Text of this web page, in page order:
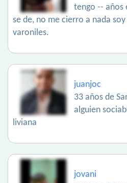
tengo -- años
se de, no me cierro a nada
varoniles.
juanjoc
33 años de
alguien
liviana
jovani